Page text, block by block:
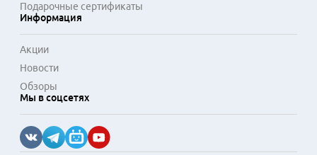
Подарочные сертификаты
Информация
Акции
Новости
Обзоры
Мы в соцсетях